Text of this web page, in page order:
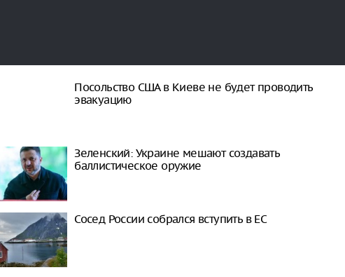
Посольство США в Киеве не будет проводить
эвакуацию
Зеленский: Украине мешают создавать
баллистическое оружие
Сосед России собрался вступить в ЕС